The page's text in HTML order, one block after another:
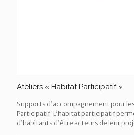
Ateliers « Habitat Participatif »
Supports d’accompagnement pour
Participatif L’habitat participatif
d’habitants d’être acteurs de leur